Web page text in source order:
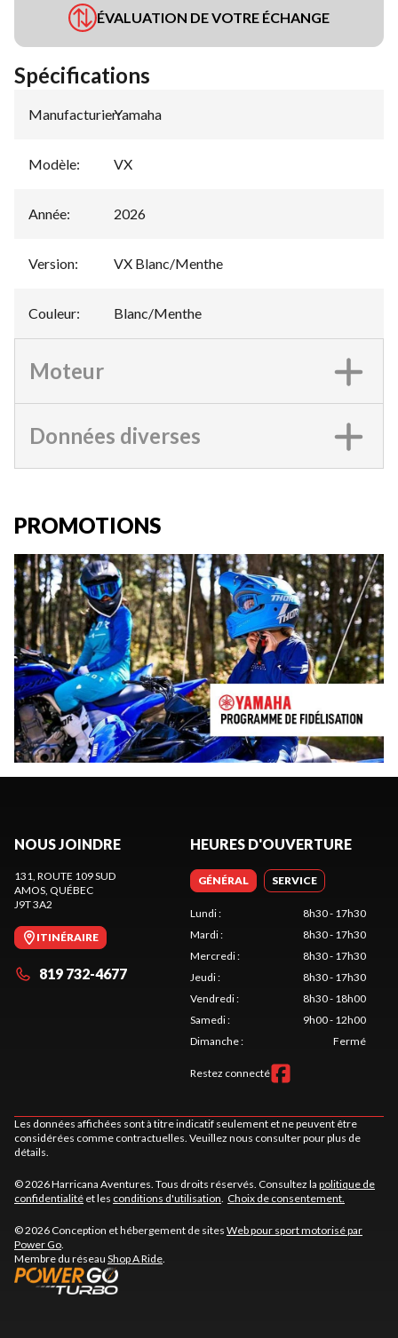
ÉVALUATION DE VOTRE ÉCHANGE
Spécifications
Manufacturier:
Yamaha
Modèle: VX
Année: 2026
Version: VX Blanc/Menthe
Couleur: Blanc/Menthe
Moteur
Données diverses
PROMOTIONS
NOUS JOINDRE
131, ROUTE 109 SUD
AMOS , QUÉBEC
J9T 3A2
ITINÉRAIRE
819 732-4677
HEURES D'OUVERTURE
GÉNÉRAL SERVICE
Lundi:
8h30 - 17h30
Mardi:
8h30 - 17h30
Mercredi:
8h30 - 17h30
Jeudi:
8h30 - 17h30
Vendredi:
8h30 - 18h00
Samedi:
9h00 - 12h00
Dimanche: Fermé
Restez connecté
Les données affichées sont à titre indicatif seulement et ne peuvent être
considérées comme contractuelles. Veuillez nous consulter pour plus de
détails.
© 2026 Harricana Aventures. Tous droits réservés. Consultez la politique de
confidentialité et les conditions d'utilisation Choix de consentement.
© 2026 Conception et hébergement de sites Web pour sport motorisé par
Power Go
Membre du réseau Shop A Ride